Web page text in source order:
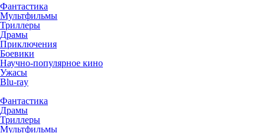
Фантастика
Мультфильмы
Триллеры
Драмы
Приключения
Боевики
Научно-популярное кино
Ужасы
Blu-ray
Фантастика
Драмы
Триллеры
Мультфильмы